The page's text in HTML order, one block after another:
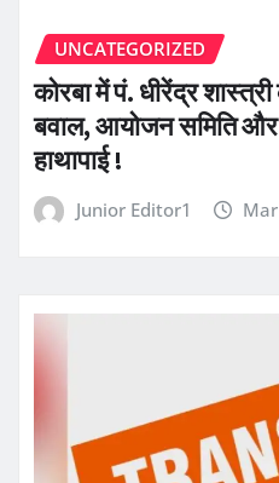
UNCATEGORIZED
कोरबा में पं. धीरेंद्र
बवाल, आयोजन समिति
हाथापाई !
Junior Editor1